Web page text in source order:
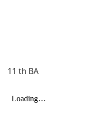
11 th BA